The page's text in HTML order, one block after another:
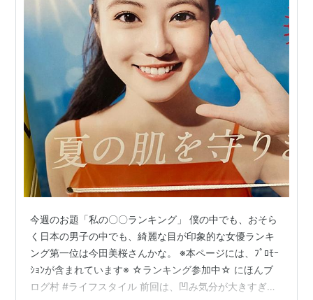
今週のお題「私の〇〇ランキング」 僕の中でも、おそら
く日本の男子の中でも、綺麗な目が印象的な女優ランキ
ング第一位は今田美桜さんかな。 ※本ページには、ﾌﾟﾛﾓｰ
ｼｮﾝが含まれています※ ☆ランキング参加中☆ にほんブ
ログ村 #ライフスタイル 前回は、凹み気分が大きすぎ